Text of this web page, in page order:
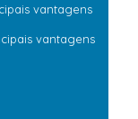
vantagens
vantagens